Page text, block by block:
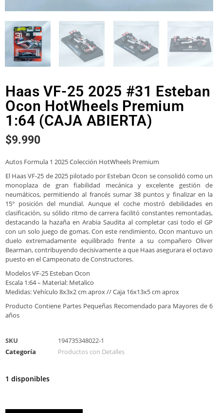
Haas VF-25 2025 #31 Esteban
Ocon HotWheels Premium
1:64 (CAJA ABIERTA)
$9.990
Autos Formula 1 2025 Colección HotWheels Premium
El Haas VF-25 de 2025 pilotado por Esteban Ocon se consolidó como un
monoplaza de gran fiabilidad mecánica y excelente gestión de
neumáticos, permitiendo al francés sumar 38 puntos y finalizar en la
15° posición del mundial. Aunque el coche mostró debilidades en
clasificación, su sólido ritmo de carrera facilitó constantes remontadas,
destacando la hazaña en Arabia Saudita al completar casi todo el GP
con un solo juego de gomas. Con este rendimiento, Ocon mantuvo un
duelo extremadamente equilibrado frente a su compañero Oliver
Bearman, contribuyendo decisivamente a que Haas asegurara el octavo
puesto en el Campeonato de Constructores.
Modelos VF-25 Esteban Ocon
Escala 1:64 – Material: Metalico
Medidas: Vehículo 8x3x2 cm aprox // Caja 16x13x5 cm aprox
Producto Contiene Partes Pequeñas Recomendado para Mayores de 6
años
SKU
194735348022-1
Categoría
Productos con Detalles
1 disponibles